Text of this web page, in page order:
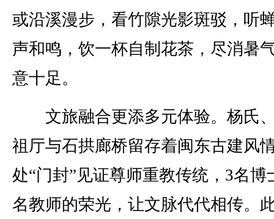
或沿溪漫步，看竹隙光影斑驳，听
声和鸣，饮一杯自制花茶，尽消暑
意十足。
文旅融合更添多元体验。杨氏
祖厅与石拱廊桥留存着闽东古建风
处“门封”见证尊师重教传统，3名博
名教师的荣光，让文脉代代相传。